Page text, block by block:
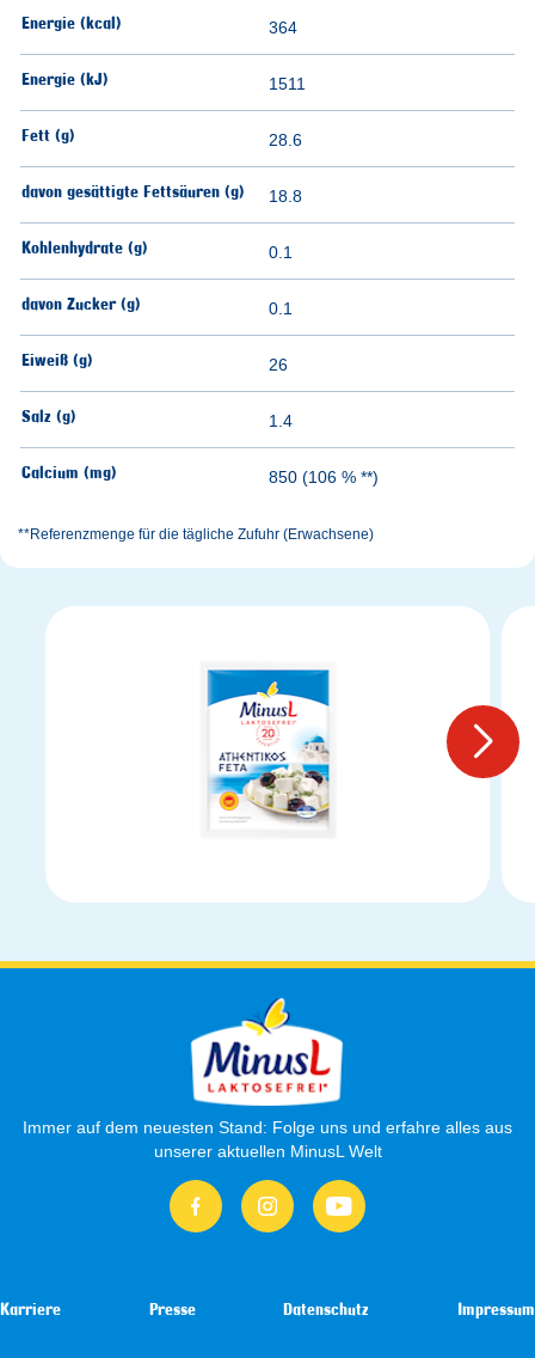
Energie (kcal) 364
Energie (kJ) 1511
Fett (g) 28.6
davon gesättigte Fettsäuren (g) 18.8
Kohlenhydrate (g) 0.1
davon Zucker (g) 0.1
Eiweiß (g) 26
Salz (g) 1.4
Calcium (mg) 850 (106 % **)
**Referenzmenge für die tägliche Zufuhr (Erwachsene)
Immer auf dem neuesten Stand: Folge uns und erfahre alles aus
unserer aktuellen MinusL Welt
Karriere Presse Datenschutz Impressum